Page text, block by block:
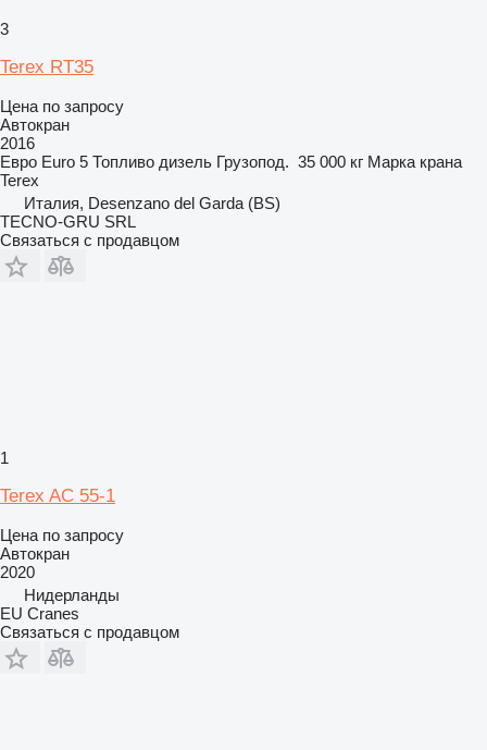
3
Terex RT35
Цена по запросу
Автокран
2016
Евро Euro 5 Топливо дизель Грузопод. 35 000 кг Марка крана
Terex
Италия, Desenzano del Garda (BS)
TECNO-GRU SRL
Связаться с продавцом
1
Terex AC 55-1
Цена по запросу
Автокран
2020
Нидерланды
EU Cranes
Связаться с продавцом